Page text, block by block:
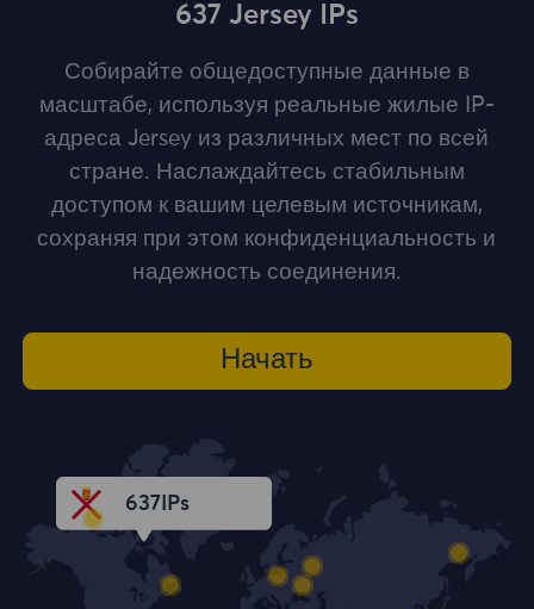
637 Jersey IPs
Собирайте общедоступные данные в
масштабе, используя реальные жилые IP-
адреса Jersey из различных мест по всей
стране. Наслаждайтесь стабильным
доступом к вашим целевым источникам,
сохраняя при этом конфиденциальность и
надежность соединения.
Начать
637 IPs